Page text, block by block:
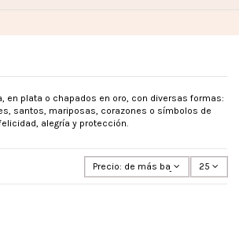
en plata o chapados en oro, con diversas formas:
santos, mariposas, corazones o símbolos de
alegría y protección.
Precio: de más bajo a más alto
25